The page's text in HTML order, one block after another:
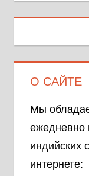
О САЙТЕ
Мы
ежедневно
индийских
интернете: